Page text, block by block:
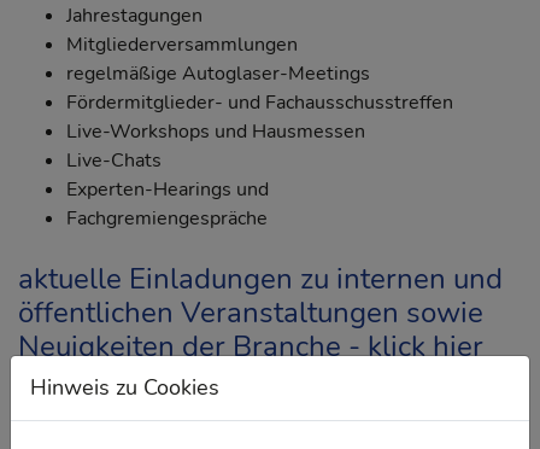
Jahrestagungen
Mitgliederversammlungen
regelmäßige Autoglaser-Meetings
Fördermitglieder- und Fachausschusstreffen
Live-Workshops und Hausmessen
Live-Chats
Experten-Hearings und
Fachgremiengespräche
aktuelle Einladungen zu internen und
öffentlichen Veranstaltungen sowie
Neuigkeiten der Branche - klick hier
Hinweis zu Cookies